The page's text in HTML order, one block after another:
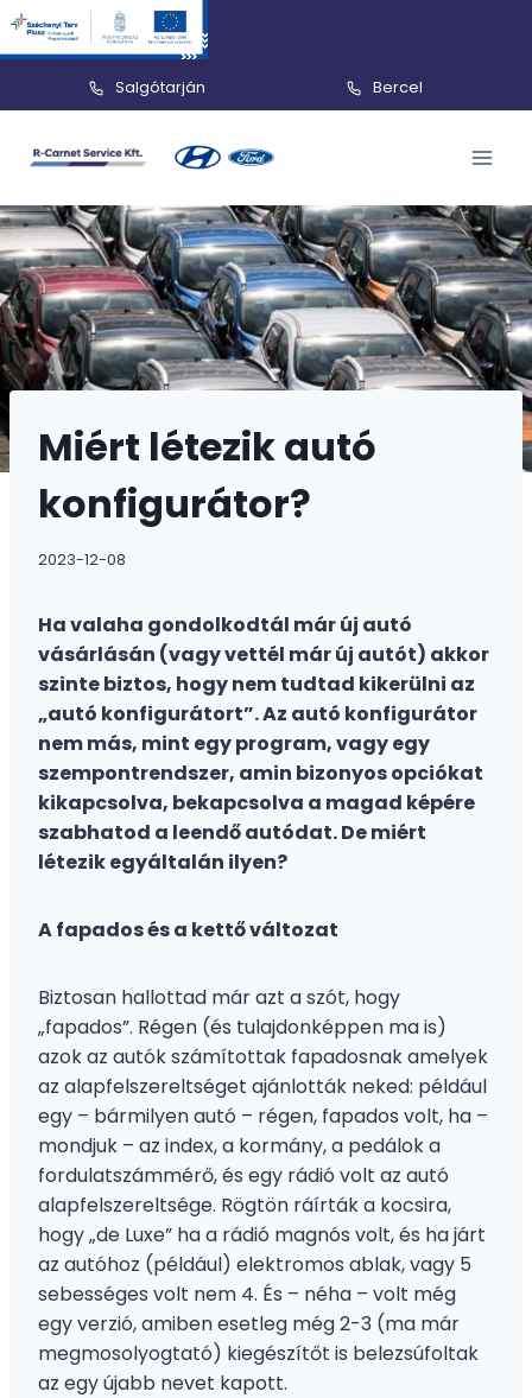
Salgótarján Bercel
Miért létezik autó
konfigurátor?
2023-12-08
Ha valaha gondolkodtál már új autó
vásárlásán (vagy vettél már új autót) akkor
szinte biztos, hogy nem tudtad kikerülni az
„autó konfigurátort”. Az autó konfigurátor
nem más, mint egy program, vagy egy
szempontrendszer, amin bizonyos opciókat
kikapcsolva, bekapcsolva a magad képére
szabhatod a leendő autódat. De miért
létezik egyáltalán ilyen?
A fapados és a kettő változat
Biztosan hallottad már azt a szót, hogy
„fapados”. Régen (és tulajdonképpen ma is)
azok az autók számítottak fapadosnak amelyek
az alapfelszereltséget ajánlották neked: például
egy – bármilyen autó – régen, fapados volt, ha –
mondjuk – az index, a kormány, a pedálok a
fordulatszámmérő, és egy rádió volt az autó
alapfelszereltsége. Rögtön ráírták a kocsira,
hogy „de Luxe” ha a rádió magnós volt, és ha járt
az autóhoz (például) elektromos ablak, vagy 5
sebességes volt nem 4. És – néha – volt még
egy verzió, amiben esetleg még 2-3 (ma már
megmosolyogtató) kiegészítőt is belezsúfoltak
az egy újabb nevet kapott.